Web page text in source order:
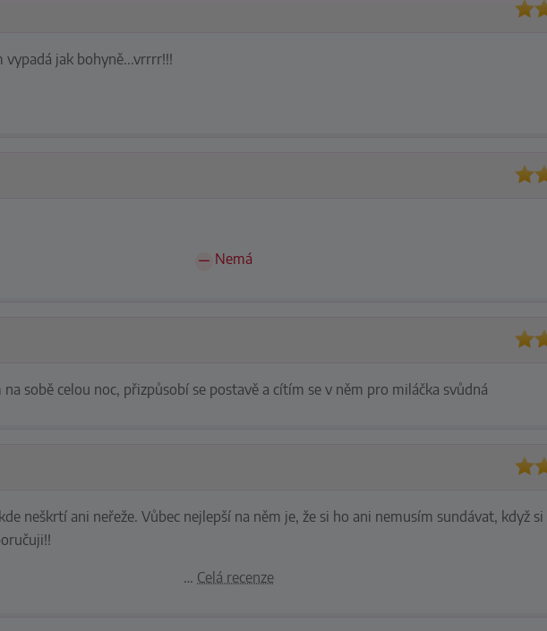
vypadá jak bohyně...vrrrr!!!
Nemá
sobě celou noc, přizpůsobí se postavě a cítím se v něm pro miláčka svůdná
neškrtí ani neřeže. Vůbec nejlepší na něm je, že si ho ani nemusím sundávat, když si
… Celá recenze